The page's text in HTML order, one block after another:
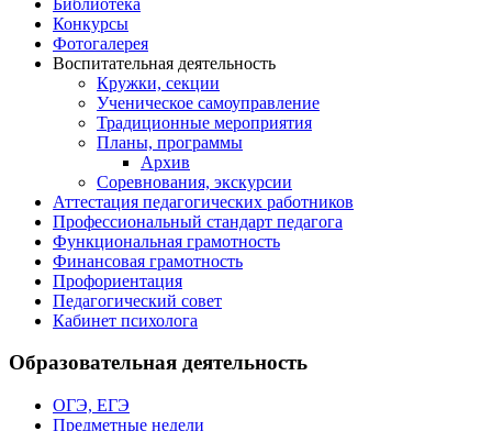
Конкурсы
Фотогалерея
Воспитательная деятельность
Кружки, секции
Ученическое самоуправление
Традиционные мероприятия
Планы, программы
Архив
Соревнования, экскурсии
Аттестация педагогических работников
Профессиональный стандарт педагога
Функциональная грамотность
Финансовая грамотность
Профориентация
Педагогический совет
Кабинет психолога
Образовательная деятельность
ОГЭ, ЕГЭ
Предметные недели